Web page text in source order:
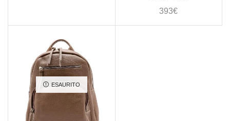
393€
ESAURITO